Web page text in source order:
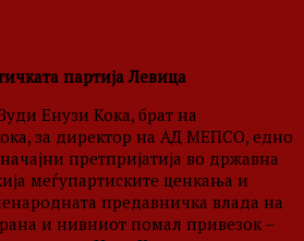
партија Левица
Енузи Кока, брат на
за директор на АД МЕПСО, едно
претпријатија во државна
меѓупартиските ценкања и
предавничка влада на
и нивниот помал привезок –